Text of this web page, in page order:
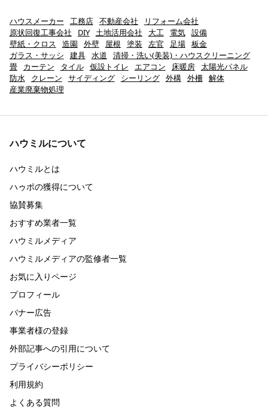
ハウスメーカー 工務店 不動産会社
リフォーム会社
原状回復工事会社
DIY 土地活用会社 大工 電気 設備
壁紙・クロス
造園 外壁 屋根 塗装 左官 足場 板金
ガラス・サッシ
建具 水道
清掃・洗い(美装)・ハウスクリーニング
畳
カーテン タイル 仮設トイレ エアコン 床暖房 太陽光パネル
防水
クレーン サイディング シーリング 外構 外柵
解体
産業廃棄物処理
ハウミルについて
ハウミルとは
ハゥポの獲得について
協賛募集
おすすめ業者一覧
ハウミルメディア
ハウミルメディアの監修者一覧
お気に入りページ
プロフィール
バナー広告
事業者様の登録
外部記事への引用について
プライバシーポリシー
利用規約
よくある質問